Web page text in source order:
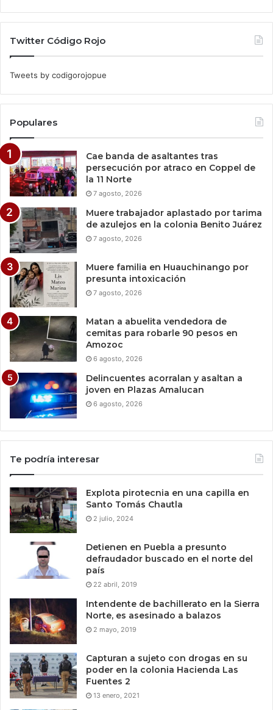
Twitter Código Rojo
Tweets by codigorojopue
Populares
Cae banda de asaltantes tras
persecución por atraco en Coppel de
la 11 Norte
7 agosto, 2026
Muere trabajador aplastado por tarima
de azulejos en la colonia Benito Juárez
7 agosto, 2026
Muere familia en Huauchinango por
presunta intoxicación
7 agosto, 2026
Matan a abuelita vendedora de
cemitas para robarle 90 pesos en
Amozoc
6 agosto, 2026
Delincuentes acorralan y asaltan a
joven en Plazas Amalucan
6 agosto, 2026
Te podría interesar
Explota pirotecnia en una capilla en
Santo Tomás Chautla
2 julio, 2024
Detienen en Puebla a presunto
defraudador buscado en el norte del
país
22 abril, 2019
Intendente de bachillerato en la Sierra
Norte, es asesinado a balazos
2 mayo, 2019
Capturan a sujeto con drogas en su
poder en la colonia Hacienda Las
Fuentes 2
13 enero, 2021